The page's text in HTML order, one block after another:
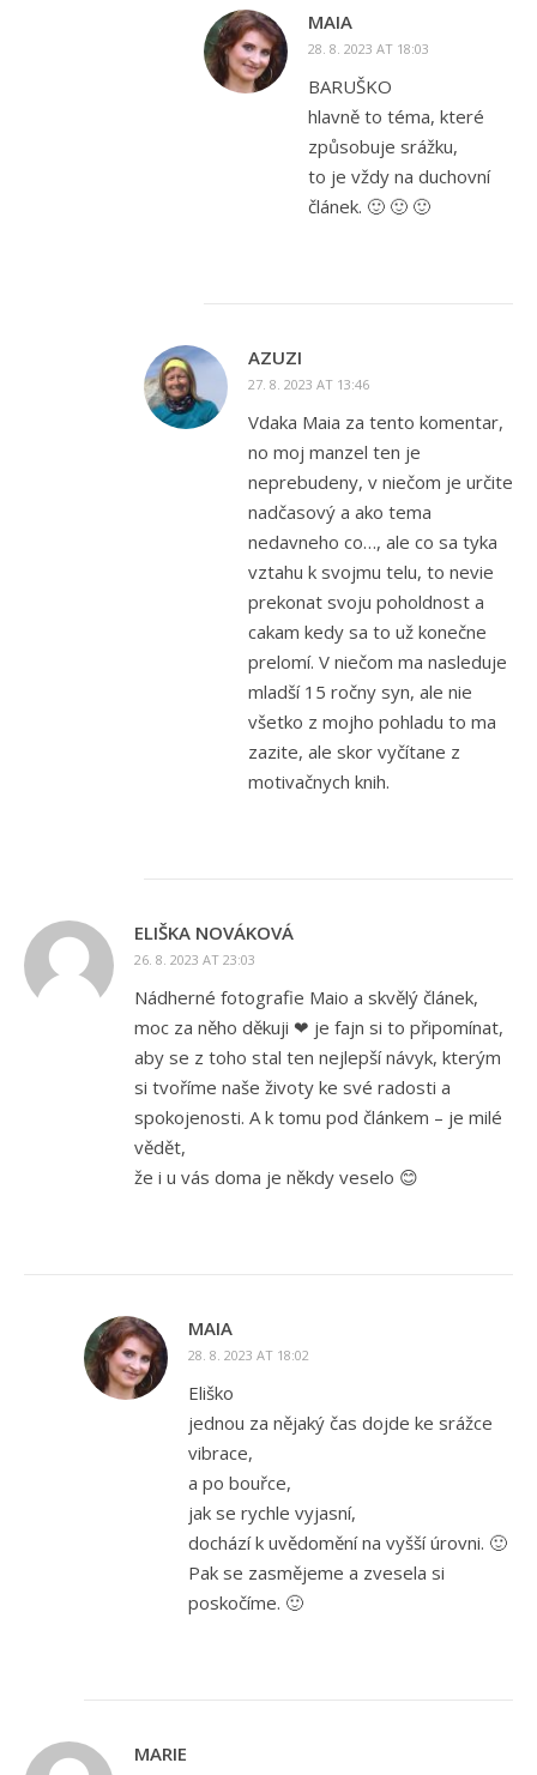
MAIA
28. 8. 2023 AT 18:03
BARUŠKO
hlavně to téma, které
způsobuje srážku,
to je vždy na duchovní
článek. 🙂 🙂 🙂
AZUZI
27. 8. 2023 AT 13:46
Vdaka Maia za tento komentar,
no moj manzel ten je
neprebudeny, v niečom je určite
nadčasový a ako tema
nedavneho co…, ale co sa tyka
vztahu k svojmu telu, to nevie
prekonat svoju poholdnost a
cakam kedy sa to už konečne
prelomí. V niečom ma nasleduje
mladší 15 ročny syn, ale nie
všetko z mojho pohladu to ma
zazite, ale skor vyčítane z
motivačnych knih.
ELIŠKA NOVÁKOVÁ
26. 8. 2023 AT 23:03
Nádherné fotografie Maio a skvělý článek,
moc za něho děkuji ❤ je fajn si to připomínat,
aby se z toho stal ten nejlepší návyk, kterým
si tvoříme naše životy ke své radosti a
spokojenosti. A k tomu pod článkem – je milé
vědět,
že i u vás doma je někdy veselo 😊
MAIA
28. 8. 2023 AT 18:02
Eliško
jednou za nějaký čas dojde ke srážce
vibrace,
a po bouřce,
jak se rychle vyjasní,
dochází k uvědomění na vyšší úrovni. 🙂
Pak se zasmějeme a zvesela si
poskočíme. 🙂
MARIE